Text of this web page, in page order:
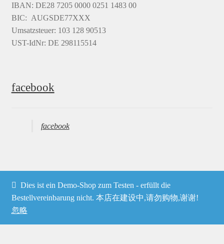
IBAN: DE28 7205 0000 0251 1483 00
BIC: AUGSDE77XXX
Umsatzsteuer: 103 128 90513
UST-IdNr: DE 298115514
facebook
facebook
© Heima online 2026
Dies ist ein Demo-Shop zum Testen - erfüllt die
Bestellvereinbarung nicht. 本店在建设中,请勿购物,谢谢!
忽略